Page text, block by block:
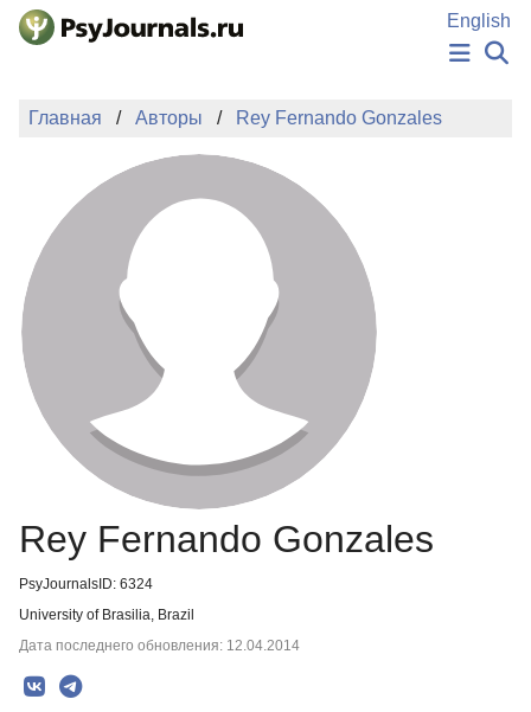
Перейти к основному содержанию
English
НОВОСТИ
АВТОРЫ
ПОДАТЬ РУКОПИСЬ
БАЗА ЗНАНИЙ
КЛЮЧЕВЫЕ СЛОВА
Регистрация
Главная Авторы Rey Fernando Gonzales
Rey Fernando Gonzales
PsyJournalsID: 6324
University of Brasilia, Brazil
Дата последнего обновления: 12.04.2014